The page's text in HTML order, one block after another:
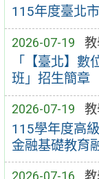
115年度臺北
2026-07-19 教
「【臺北】
班」招生簡章
2026-07-19 教
115學年度高
金融基礎教育
2026-07-16 教